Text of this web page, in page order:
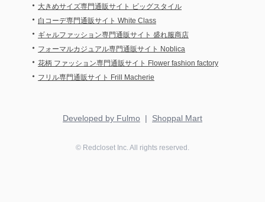
・ 大きめサイズ専門通販サイト ビッグスタイル
・ 白コーデ専門通販サイト White Class
・ ギャルファッション専門通販サイト 盛れ服商店
・ フォーマルカジュアル専門通販サイト Noblica
・ 花柄 ファッション専門通販サイト Flower fashion factory
・ フリル専門通販サイト Frill Macherie
Developed by Fulmo | Shoppal Mart
© Redcloset Inc. All rights reserved.